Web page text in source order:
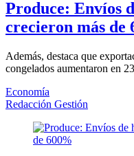
Produce: Envíos
crecieron más de
Además, destaca que
congelados aumentaron en
Economía
Redacción Gestión